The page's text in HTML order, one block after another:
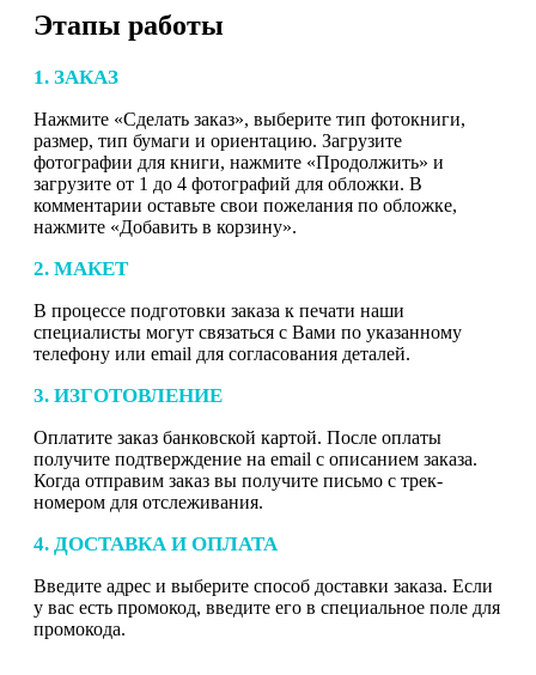
Этапы работы
1. ЗАКАЗ
Нажмите «Сделать заказ», выберите тип фотокниги,
размер, тип бумаги и ориентацию. Загрузите
фотографии для книги, нажмите «Продолжить» и
загрузите от 1 до 4 фотографий для обложки. В
комментарии оставьте свои пожелания по обложке,
нажмите «Добавить в корзину».
2. МАКЕТ
В процессе подготовки заказа к печати наши
специалисты могут связаться с Вами по указанному
телефону или email для согласования деталей.
3. ИЗГОТОВЛЕНИЕ
Оплатите заказ банковской картой. После оплаты
получите подтверждение на email с описанием заказа.
Когда отправим заказ вы получите письмо с трек-
номером для отслеживания.
4. ДОСТАВКА И ОПЛАТА
Введите адрес и выберите способ доставки заказа. Если
у вас есть промокод, введите его в специальное поле для
промокода.